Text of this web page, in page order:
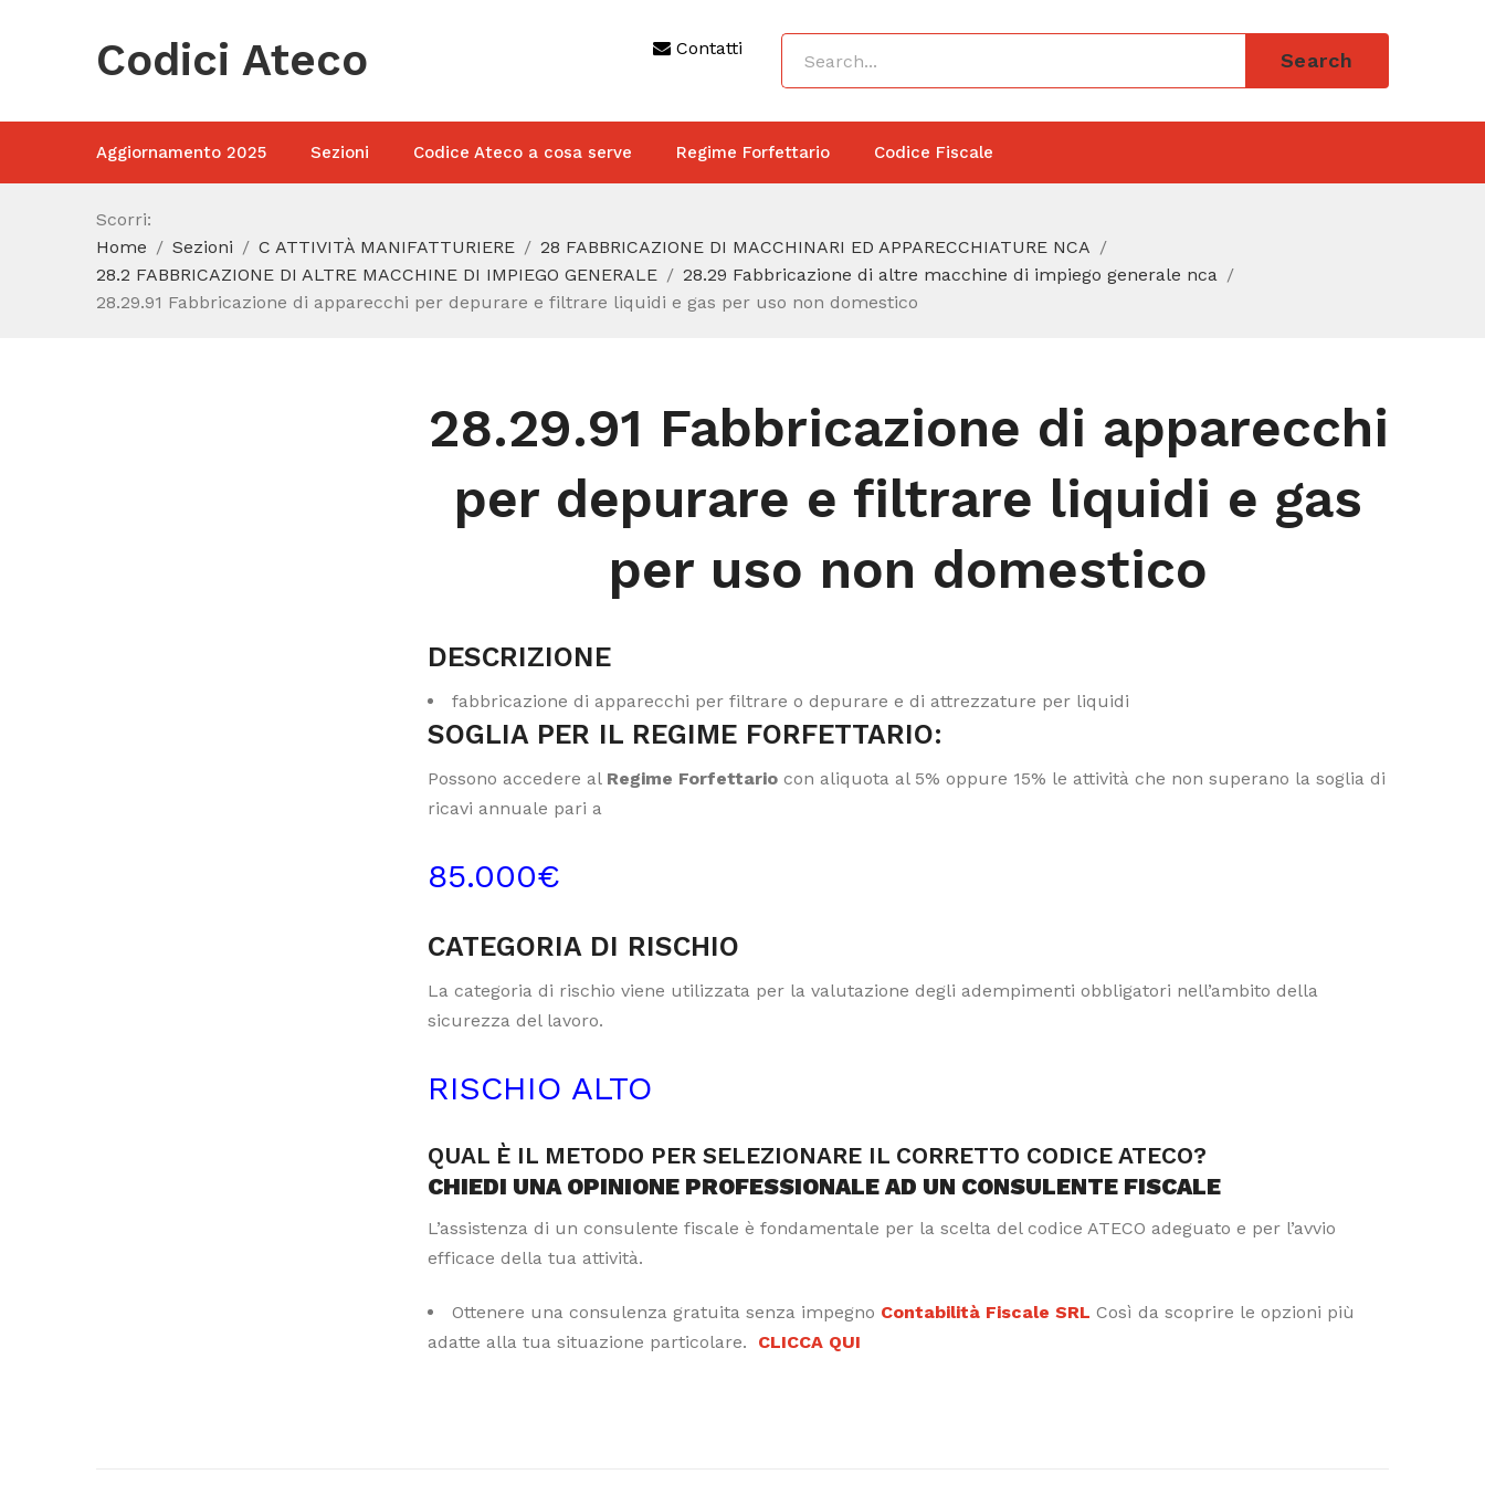
Codici Ateco Contatti
Search
Aggiornamento 2025 Sezioni Codice Ateco a cosa serve Regime Forfettario Codice Fiscale
Scorri:
Home
Sezioni C ATTIVITÀ MANIFATTURIERE
28 FABBRICAZIONE DI MACCHINARI ED APPARECCHIATURE NCA
28.2 FABBRICAZIONE DI ALTRE MACCHINE DI IMPIEGO GENERALE
28.29 Fabbricazione di altre macchine di impiego generale nca
28.29.91 Fabbricazione di apparecchi per depurare e filtrare liquidi e gas per uso non domestico
28.29.91 Fabbricazione di apparecchi
per depurare e filtrare liquidi e gas
per uso non domestico
DESCRIZIONE
fabbricazione di apparecchi per filtrare o depurare e di attrezzature per liquidi
SOGLIA PER IL REGIME FORFETTARIO:
Possono accedere al Regime Forfettario con aliquota al 5% oppure 15% le attività che non superano la soglia di
ricavi annuale pari a
85.000€
CATEGORIA DI RISCHIO
La categoria di rischio viene utilizzata per la valutazione degli adempimenti obbligatori nell’ambito della
sicurezza del lavoro.
RISCHIO ALTO
QUAL È IL METODO PER SELEZIONARE IL CORRETTO CODICE ATECO?
CHIEDI UNA OPINIONE PROFESSIONALE AD UN CONSULENTE FISCALE
L’assistenza di un consulente fiscale è fondamentale per la scelta del codice ATECO adeguato e per l’avvio
efficace della tua attività.
Ottenere una consulenza gratuita senza impegno Contabilità Fiscale SRL Così da scoprire le opzioni più
adatte alla tua situazione particolare. CLICCA QUI